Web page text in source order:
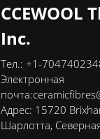
CCEWOOL
Inc.
Тел.: +1-
Электронная
почта:
Адрес: 15720
Шарлотта,